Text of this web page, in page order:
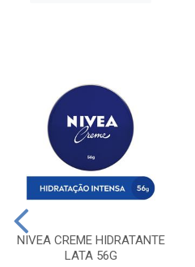
NIVEA CREME HIDRATANTE
LATA 56G